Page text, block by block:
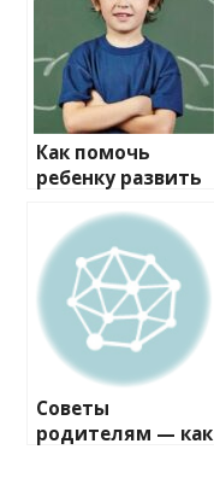
Как помочь
ребенку развить
себе: советы для
родителей
Советы
родителям — как